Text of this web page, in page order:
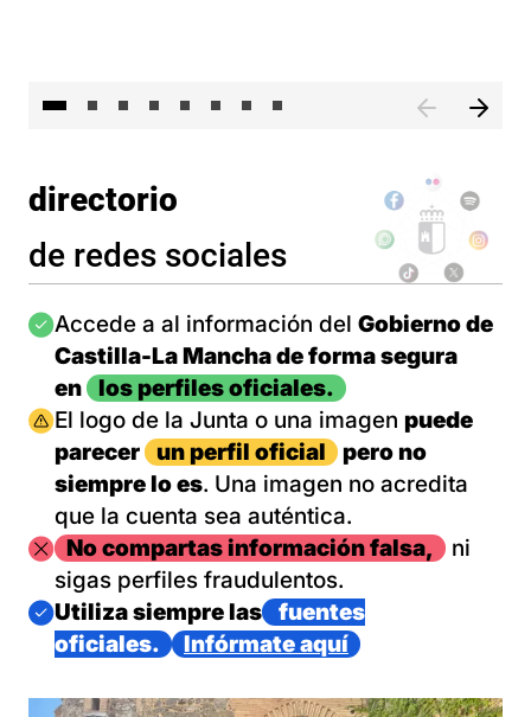
directorio
de redes sociales
Imagen
Accede a al información del Gobierno de
Castilla-La Mancha de forma segura
en
los perfiles oficiales.
Imagen
El logo de la Junta o una imagen puede
parecer
un perfil oficial
pero no
siempre lo es. Una imagen no acredita
que la cuenta sea auténtica.
ImagenNo compartas información falsa,
ni
sigas perfiles fraudulentos.
Imagen
Utiliza siempre las
fuentes
oficiales.
Infórmate aquí